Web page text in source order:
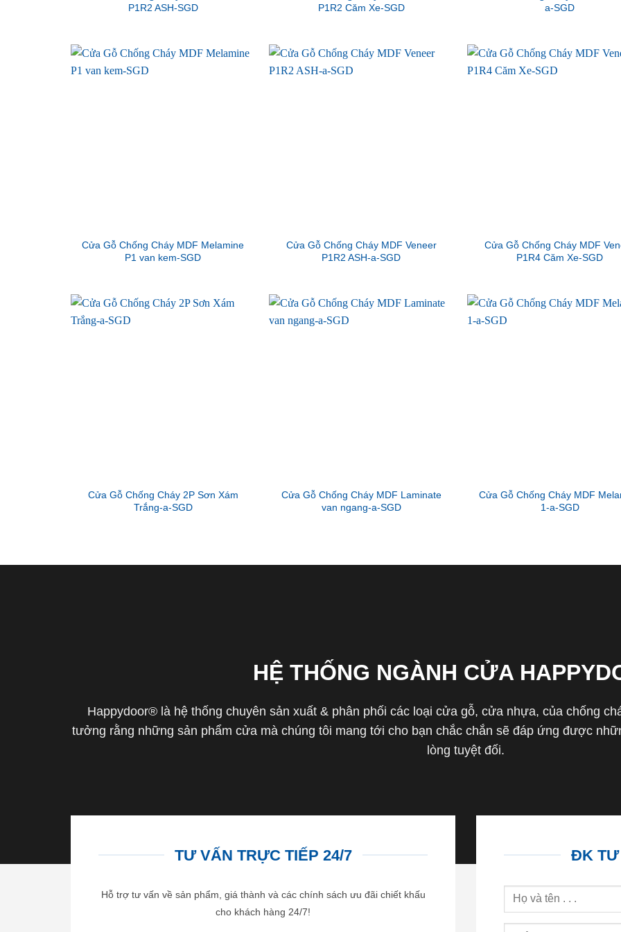
P1R2 ASH-SGD
P1R2 Căm Xe-SGD
a-SGD
Cửa Gỗ Chống Cháy MDF Melamine
P1 van kem-SGD
Cửa Gỗ Chống Cháy MDF Veneer
P1R2 ASH-a-SGD
Cửa Gỗ Chống Cháy MDF
P1R4 Căm Xe-SGD
Cửa Gỗ Chống Cháy 2P Sơn Xám
Trắng-a-SGD
Cửa Gỗ Chống Cháy MDF Laminate
van ngang-a-SGD
Cửa Gỗ Chống Cháy MDF
1-a-SGD
HỆ THỐNG NGÀNH CỬA
Happydoor® là hệ thống chuyên sản xuất & phân phối các loại cửa gỗ, cửa nhựa, của chống
tưởng rằng những sản phẩm cửa mà chúng tôi mang tới cho bạn chắc chắn sẽ đáp ứng được
lòng tuyệt đối.
TƯ VẤN TRỰC TIẾP 24/7
Hỗ trợ tư vấn về sản phẩm, giá thành và các chính sách ưu đãi chiết khấu
cho khách hàng 24/7!
ĐK TƯ